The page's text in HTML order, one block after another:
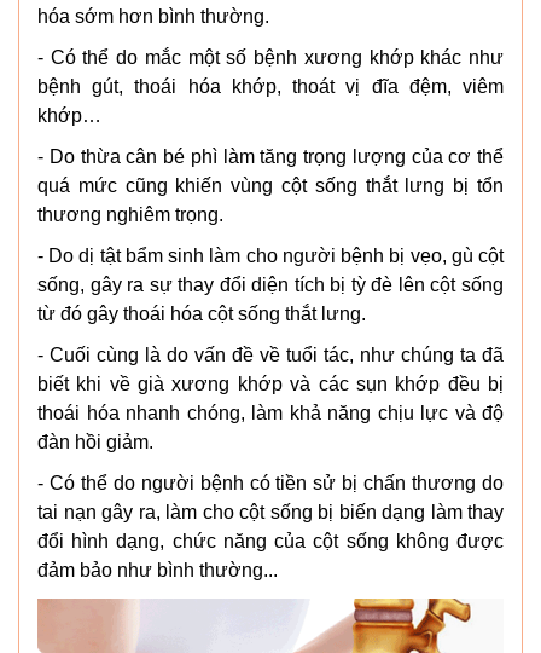
hóa sớm hơn bình thường.
- Có thể do mắc một số bệnh xương khớp khác như
bệnh gút, thoái hóa khớp, thoát vị đĩa đệm, viêm
khớp…
- Do thừa cân bé phì làm tăng trọng lượng của cơ thể
quá mức cũng khiến vùng cột sống thắt lưng bị tổn
thương nghiêm trọng.
- Do dị tật bẩm sinh làm cho người bệnh bị vẹo, gù cột
sống, gây ra sự thay đổi diện tích bị tỳ đè lên cột sống
từ đó gây thoái hóa cột sống thắt lưng.
- Cuối cùng là do vấn đề về tuổi tác, như chúng ta đã
biết khi về già xương khớp và các sụn khớp đều bị
thoái hóa nhanh chóng, làm khả năng chịu lực và độ
đàn hồi giảm.
- Có thể do người bệnh có tiền sử bị chấn thương do
tai nạn gây ra, làm cho cột sống bị biến dạng làm thay
đổi hình dạng, chức năng của cột sống không được
đảm bảo như bình thường...